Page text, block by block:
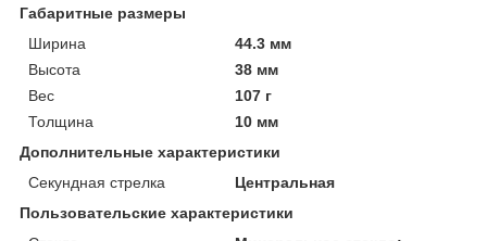
Габаритные размеры
Ширина
44.3 мм
Высота
38 мм
Вес
107 г
Толщина
10 мм
Дополнительные характеристики
Секундная стрелка
Центральная
Пользовательские характеристики